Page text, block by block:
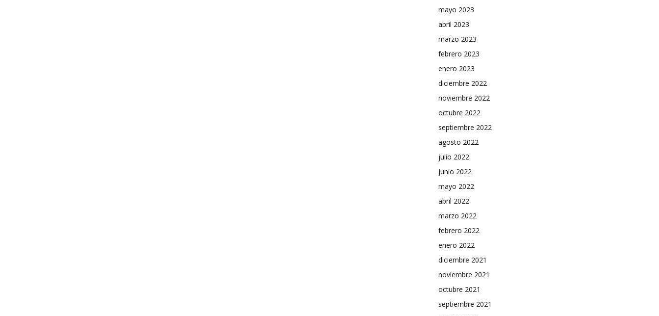
mayo 2023
abril 2023
marzo 2023
febrero 2023
enero 2023
diciembre 2022
noviembre 2022
octubre 2022
septiembre 2022
agosto 2022
julio 2022
junio 2022
mayo 2022
abril 2022
marzo 2022
febrero 2022
enero 2022
diciembre 2021
noviembre 2021
octubre 2021
septiembre 2021